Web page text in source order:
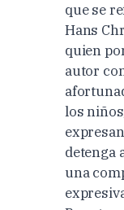
que se
Hans
quien
autor
los
detenga
una